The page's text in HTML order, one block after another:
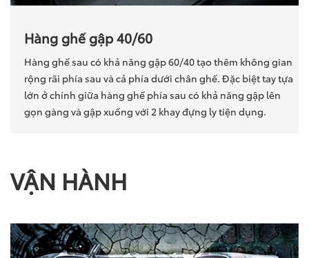
Hàng ghế gập 40/60
Hàng ghế sau có khả năng gập 60/40 tạo thêm không gian
rộng rãi phía sau và cả phía dưới chân ghế. Đặc biệt tay tựa
lớn ở chính giữa hàng ghế phía sau có khả năng gập lên
gọn gàng và gập xuống với 2 khay đựng ly tiện dụng.
VẬN HÀNH